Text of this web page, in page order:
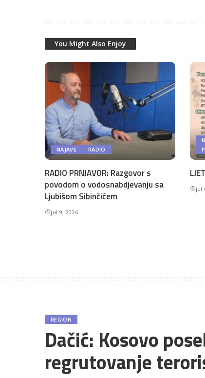
You Might Also Enjoy
NAJAVE RADIO
RADIO PRNJAVOR: Razgovor s
povodom o vodosnabdjevanju sa
Ljubišom Sibinčićem
jul 9, 2026
jul
REGION
Dačić: Kosovo
regrutovanje